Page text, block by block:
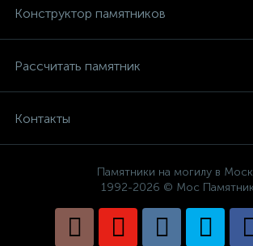
Конструктор памятников
Рассчитать памятник
Контакты
Памятники на могилу в
1992-2026 © Мос